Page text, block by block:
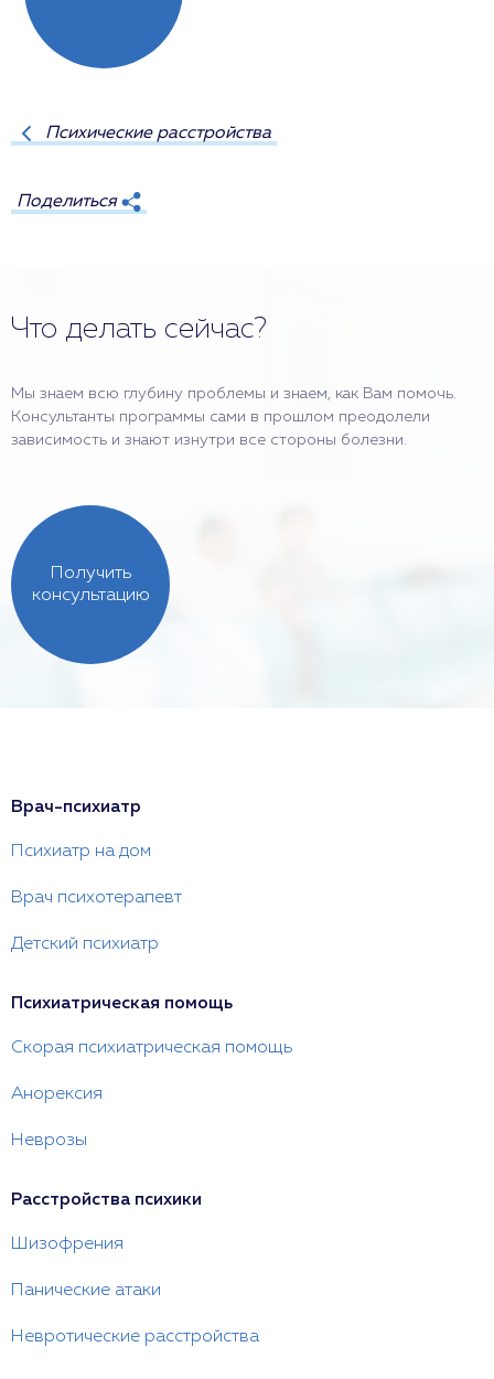
Психические расстройства
Поделиться
Что делать сейчас?
Мы знаем всю глубину проблемы и знаем, как Вам помочь.
Консультанты программы сами в прошлом преодолели
зависимость и знают изнутри все стороны болезни.
Получить
консультацию
Врач-психиатр
Психиатр на дом
Врач психотерапевт
Детский психиатр
Психиатрическая помощь
Скорая психиатрическая помощь
Анорексия
Неврозы
Расстройства психики
Шизофрения
Панические атаки
Невротические расстройства